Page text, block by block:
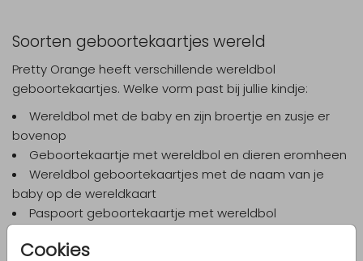
Cookies
Soorten geboortekaartjes wereld
Pretty Orange heeft verschillende wereldbol
geboortekaartjes. Welke vorm past bij jullie kindje:
Wereldbol met de baby en zijn broertje en zusje er
bovenop
Geboortekaartje met wereldbol en dieren eromheen
Wereldbol geboortekaartjes met de naam van je
baby op de wereldkaart
Paspoort geboortekaartje met wereldbol
Wereld geboortekaartjes met silhouetjes